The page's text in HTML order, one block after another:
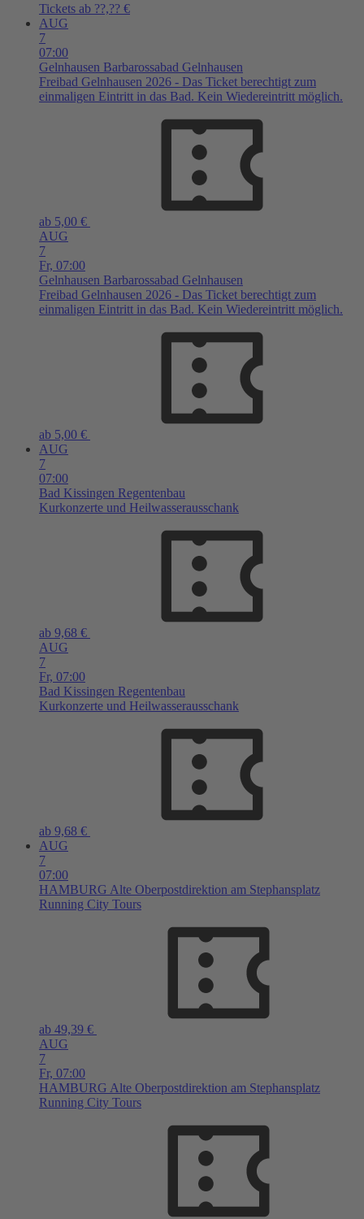
Tickets ab ??,?? €
AUG
7
07:00
Gelnhausen Barbarossabad Gelnhausen
Freibad Gelnhausen 2026 - Das Ticket berechtigt zum
einmaligen Eintritt in das Bad. Kein Wiedereintritt möglich.
ab 5,00 €
AUG
7
Fr, 07:00
Gelnhausen Barbarossabad Gelnhausen
Freibad Gelnhausen 2026 - Das Ticket berechtigt zum
einmaligen Eintritt in das Bad. Kein Wiedereintritt möglich.
ab 5,00 €
AUG
7
07:00
Bad Kissingen Regentenbau
Kurkonzerte und Heilwasserausschank
ab 9,68 €
AUG
7
Fr, 07:00
Bad Kissingen Regentenbau
Kurkonzerte und Heilwasserausschank
ab 9,68 €
AUG
7
07:00
HAMBURG Alte Oberpostdirektion am Stephansplatz
Running City Tours
ab 49,39 €
AUG
7
Fr, 07:00
HAMBURG Alte Oberpostdirektion am Stephansplatz
Running City Tours